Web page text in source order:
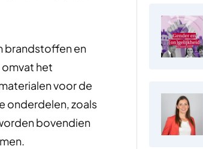
brandstoffen en
het
voor de
onderdelen, zoals
bovendien